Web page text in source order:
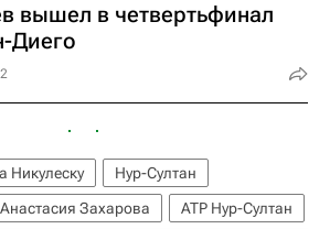
вышел в четвертьфинал
Диего
Никулеску
Нур-Султан
Анастасия Захарова ATP Нур-Султан